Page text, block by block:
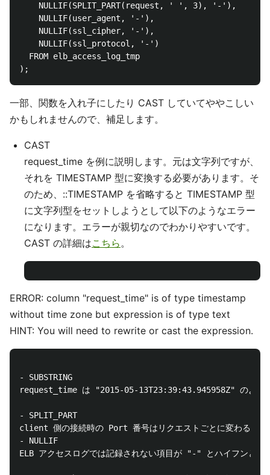
    NULLIF(SPLIT_PART(request, ' ', 3), '-'),
    NULLIF(user_agent, '-'),
    NULLIF(ssl_cipher, '-'),
    NULLIF(ssl_protocol, '-')
  FROM elb_access_log_tmp
一部、関数を入れ子にしたり CAST していてややこしい
かもしれませんので、補足します。
CAST
request_time を例に説明します。元は文字列ですが、
それを TIMESTAMP 型に変換する必要があります。そ
のため、::TIMESTAMP を省略すると TIMESTAMP 型
に文字列型をセットしようとして以下のようなエラー
になります。エラーが親切なのでわかりやすいです。
CAST の詳細はこちら。
ERROR: column "request_time" is of type timestamp
without time zone but expression is of type text
HINT: You will need to rewrite or cast the expression.
- SUBSTRING
request_time は "2015-05-13T23:39:43.945958Z" のような
- SPLIT_PART
client 側の接続時の Port 番号はリクエストごとに変わる
- NULLIF
ELB アクセスログでは記録されない項目が "-" とハイフン